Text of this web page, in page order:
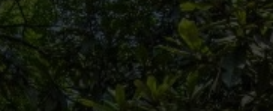
跳过
退出VR模式
VR参数设置